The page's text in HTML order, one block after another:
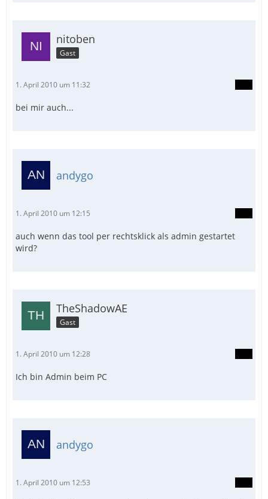
nitoben
Gast
1. April 2010 um 11:32
bei mir auch...
andygo
1. April 2010 um 12:15
auch wenn das tool per rechtsklick als admin gestartet
wird?
TheShadowAE
Gast
1. April 2010 um 12:28
Ich bin Admin beim PC
andygo
1. April 2010 um 12:53